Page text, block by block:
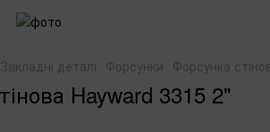
Закладні деталі Форсунки Форсунка
Hayward 3315 2"